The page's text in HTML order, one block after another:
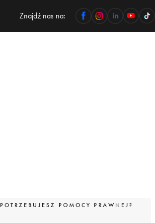
Znajdź nas na:
POTRZEBUJESZ POMOCY PRAWNEJ?